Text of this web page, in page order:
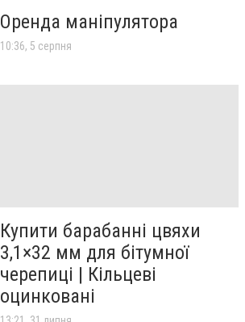
Оренда маніпулятора
10:36, 5 серпня
Купити барабанні цвяхи
3,1×32 мм для бітумної
черепиці | Кільцеві
оцинковані